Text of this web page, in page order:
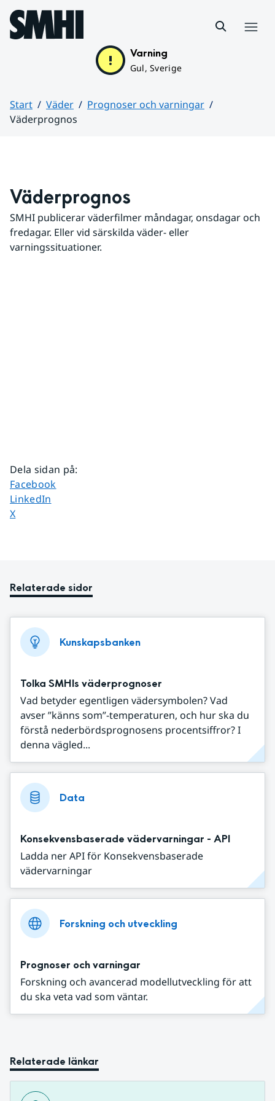
Hoppa till sidans innehåll
Varning
Gul, Sverige
Start Väder
Prognoser och varningar
Väderprognos
Väderprognos
SMHI publicerar väderfilmer måndagar, onsdagar och
fredagar. Eller vid särskilda väder- eller
varningssituationer.
Dela sidan på:
Dela sidan på
Facebook
Dela sidan på
LinkedIn
Dela sidan på
X
Relaterade sidor
Kunskapsbanken
Tolka SMHIs väderprognoser
Vad betyder egentligen vädersymbolen? Vad
avser ”känns som”-temperaturen, och hur ska du
förstå nederbördsprognosens procentsiffror? I
denna vägled...
Data
Konsekvensbaserade vädervarningar - API
Ladda ner API för Konsekvensbaserade
vädervarningar
Forskning och utveckling
Prognoser och varningar
Forskning och avancerad modellutveckling för att
du ska veta vad som väntar.
Relaterade länkar